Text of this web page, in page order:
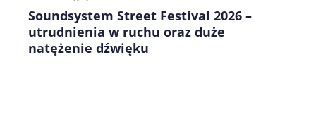
Soundsystem Street Festival 2026 –
utrudnienia w ruchu oraz duże
natężenie dźwięku